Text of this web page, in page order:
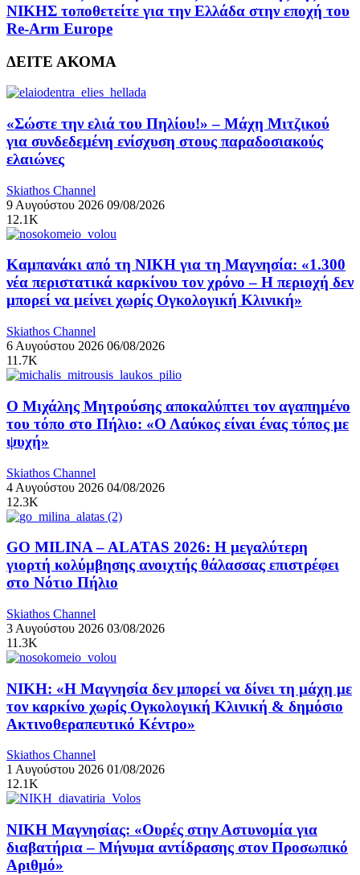
ΝΙΚΗΣ τοποθετείτε για την Ελλάδα στην εποχή του
Re-Arm Europe
ΔΕΙΤΕ ΑΚΟΜΑ
«Σώστε την ελιά του Πηλίου!» – Μάχη Μιτζικού
για συνδεδεμένη ενίσχυση στους παραδοσιακούς
ελαιώνες
Skiathos Channel
9 Αυγούστου 2026 09/08/2026
12.1K
Καμπανάκι από τη ΝΙΚΗ για τη Μαγνησία: «1.300
νέα περιστατικά καρκίνου τον χρόνο – Η περιοχή δεν
μπορεί να μείνει χωρίς Ογκολογική Κλινική»
Skiathos Channel
6 Αυγούστου 2026 06/08/2026
11.7K
Ο Μιχάλης Μητρούσης αποκαλύπτει τον αγαπημένο
του τόπο στο Πήλιο: «Ο Λαύκος είναι ένας τόπος με
ψυχή»
Skiathos Channel
4 Αυγούστου 2026 04/08/2026
12.3K
GO MILINA – ALATAS 2026: Η μεγαλύτερη
γιορτή κολύμβησης ανοιχτής θάλασσας επιστρέφει
στο Νότιο Πήλιο
Skiathos Channel
3 Αυγούστου 2026 03/08/2026
11.3K
ΝΙΚΗ: «Η Μαγνησία δεν μπορεί να δίνει τη μάχη με
τον καρκίνο χωρίς Ογκολογική Κλινική & δημόσιο
Ακτινοθεραπευτικό Κέντρο»
Skiathos Channel
1 Αυγούστου 2026 01/08/2026
12.1K
ΝΙΚΗ Μαγνησίας: «Ουρές στην Αστυνομία για
διαβατήρια – Μήνυμα αντίδρασης στον Προσωπικό
Αριθμό»